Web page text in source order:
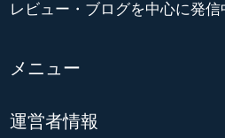
レビュー・ブログを中心に発信
メニュー
運営者情報